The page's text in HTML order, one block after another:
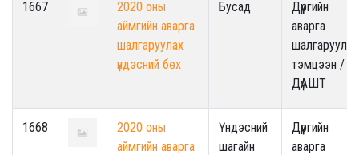
1667
2020 оны
аймгийн аварга
шалгаруулах
үндэсний бөх
Бусад
Дүүргийн
аварга
шалгаруулах
тэмцээн /
ДүАШТ
1668
2020 оны
аймгийн аварга
Үндэсний
шагайн
Дүүргийн
аварга